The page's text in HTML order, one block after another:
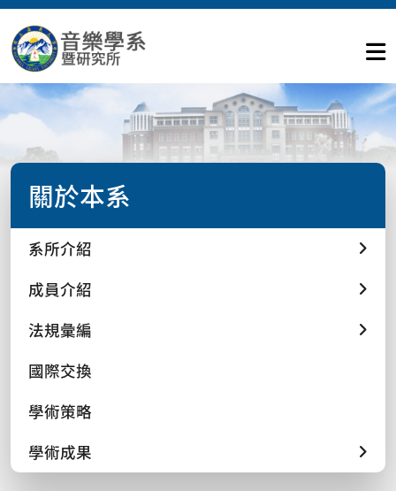
關於本系
系所介紹
成員介紹
法規彙編
國際交換
學術策略
學術成果